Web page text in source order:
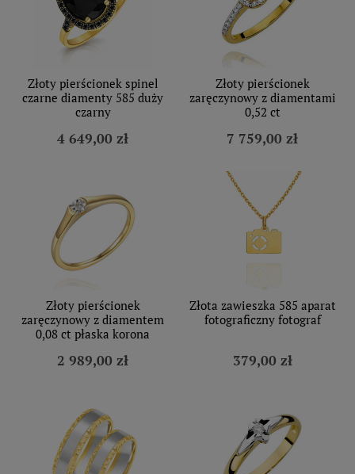
Złoty pierścionek spinel
czarne diamenty 585 duży
czarny
4 649,00 zł
Złoty pierścionek
zaręczynowy z diamentami
0,52 ct
7 759,00 zł
Złoty pierścionek
zaręczynowy z diamentem
0,08 ct płaska korona
2 989,00 zł
Złota zawieszka 585 aparat
fotograficzny fotograf
379,00 zł